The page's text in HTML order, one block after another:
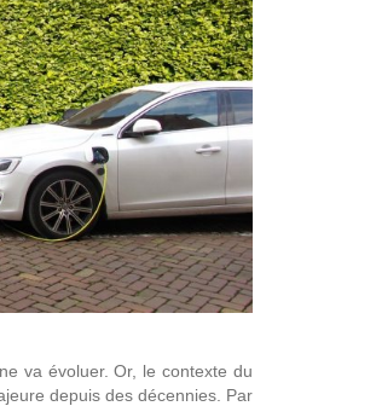
va évoluer. Or, le contexte du
depuis des décennies. Par